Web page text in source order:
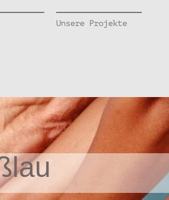
Unsere Projekte